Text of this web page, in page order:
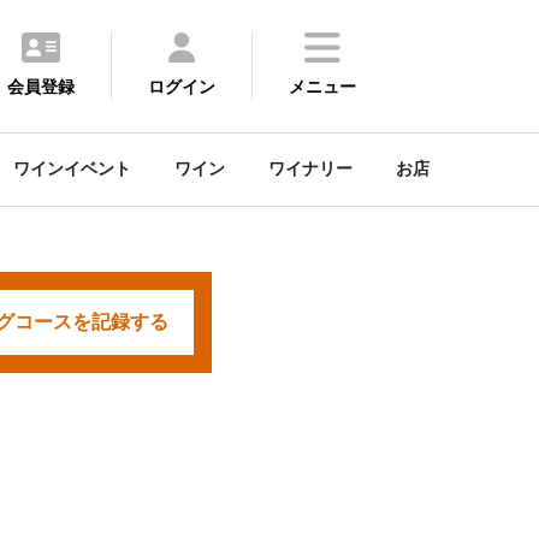
会員登録 ログイン メニュー
ワインイベント ワイン ワイナリー お店
コースを記録する